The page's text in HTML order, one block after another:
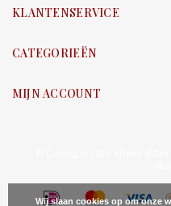
KLANTENSERVICE
CATEGORIEËN
MIJN ACCOUNT
Wij slaan cookies op om onze